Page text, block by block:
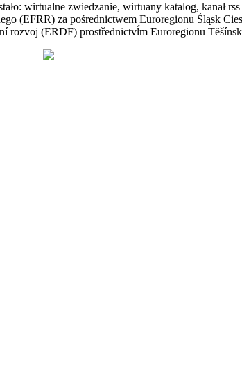
wirtualne zwiedzanie, wirtuany katalog, kanał
(EFRR) za pośrednictwem Euroregionu Śląsk
rozvoj (ERDF) prostřednictvĺm Euroregionu